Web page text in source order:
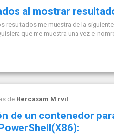
al mostrar
resultados me muestra de la
que me muestra una vez el
de Hercasam Mirvil
de un contenedor